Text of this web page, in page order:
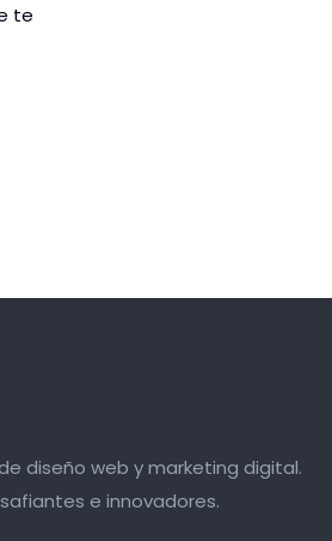
te
diseño web y marketing digital.
e innovadores.